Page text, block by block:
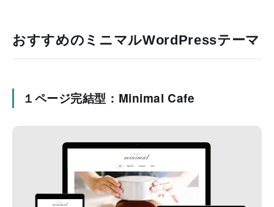
おすすめのミニマルWordPressテーマ
１ページ完結型：Minimal Cafe